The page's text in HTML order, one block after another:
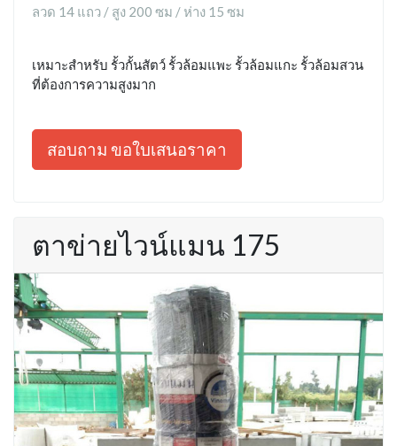
ลวด 14 แถว / สูง 200 ซม / ห่าง 15 ซม
เหมาะสำหรับ รั้วกั้นสัตว์ รั้วล้อมแพะ รั้วล้อมแกะ รั้วล้อมสวน
ที่ต้องการความสูงมาก
สอบถาม ขอใบเสนอราคา
ตาข่ายไวน์แมน 175